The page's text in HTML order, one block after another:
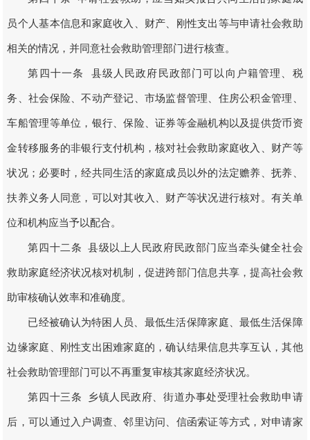
员个人基本信息和家庭收入、财产、刚性支出等与申请社会救助
相关的情况，并同意社会救助管理部门进行核查。
第四十一条 县级人民政府民政部门可以向户籍管理、税
务、社会保险、不动产登记、市场监督管理、住房公积金管理、
车船管理等单位，银行、保险、证券等金融机构以及提供货币资
金转移服务的非银行支付机构，核对社会救助家庭收入、财产等
状况；必要时，经共同生活的家庭成员以外的法定赡养、抚养、
扶养义务人同意，可以对其收入、财产等状况进行核对。有关单
位和机构应当予以配合。
第四十二条 县级以上人民政府民政部门应当牵头健全社会
救助家庭经济状况核对机制，促进跨部门信息共享，提高社会救
助审核确认效率和准确度。
已经被确认为特困人员、最低生活保障家庭、最低生活保障
边缘家庭、刚性支出困难家庭的，确认结果信息共享互认，其他
社会救助管理部门可以不再重复审核其家庭经济状况。
第四十三条 乡镇人民政府、街道办事处受理社会救助申请
后，可以通过入户调查、邻里访问、信函索证等方式，对申请家